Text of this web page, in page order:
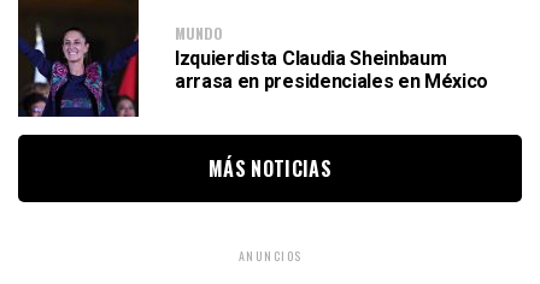
MUNDO
Izquierdista Claudia Sheinbaum
arrasa en presidenciales en México
MÁS NOTICIAS
ANUNCIOS